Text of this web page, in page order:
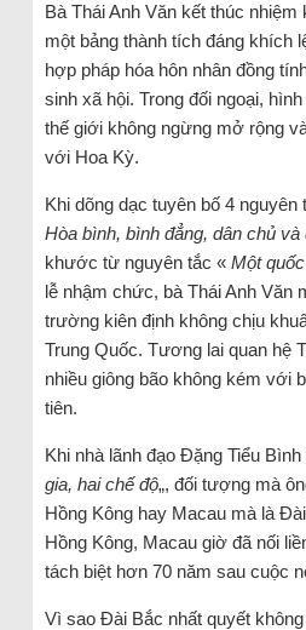
Bà Thái Anh Văn kết thúc
một bảng thành tích đáng khích
hợp pháp hóa hôn nhân đồng
sinh xã hội. Trong đối ngoại,
thế giới không ngừng mở rộng
với Hoa Kỳ.
Khi dõng dạc tuyên bố 4
Hòa bình, bình đẳng, dân chủ và
khước từ nguyên tắc « Một
lễ nhậm chức, bà Thái Anh Văn
trường kiên định không chịu
Trung Quốc. Tương lai quan hệ
nhiều giông bão không kém với
tiên.
Khi nhà lãnh đạo Đặng Tiểu
gia, hai chế độ„, đối tượng mà
Hồng Kông hay Macau mà là
Hồng Kông, Macau giờ đã nối
tách biệt hơn 70 năm sau cuộc
Vì sao Đài Bắc nhất quyết